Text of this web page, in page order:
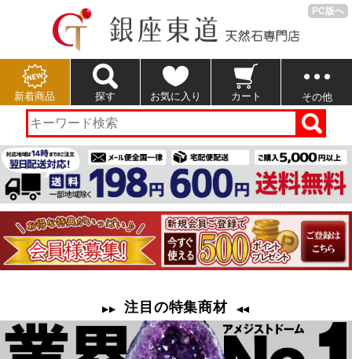
PC版へ
新着商品 探す お気に入り カート その他